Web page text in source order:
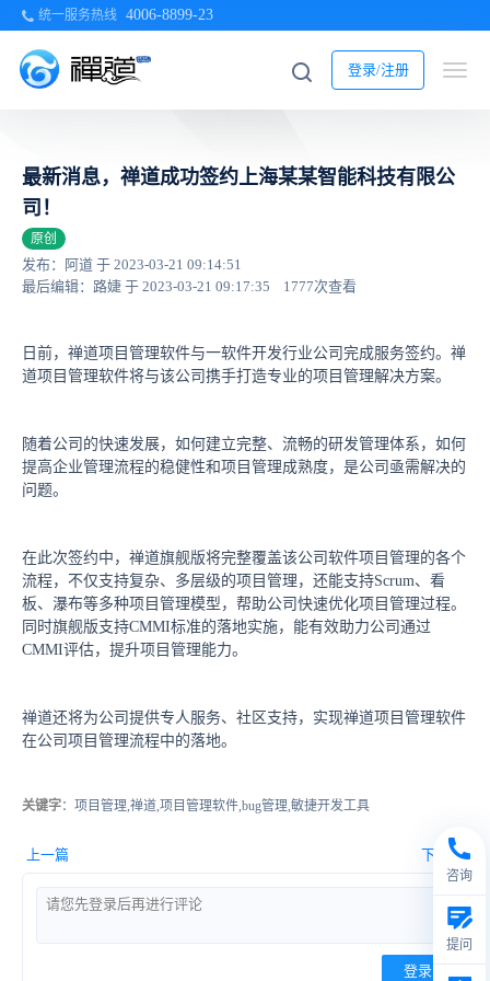
统一服务热线 4006-8899-23
登录/注册
最新消息，禅道成功签约上海某某智能科技有限公
司！
原创
发布：阿道 于 2023-03-21 09:14:51
最后编辑：路婕 于 2023-03-21 09:17:35
1777次查看
日前，禅道项目管理软件与一软件开发行业公司完成服务签约。禅
道项目管理软件将与该公司携手打造专业的项目管理解决方案。
随着公司的快速发展，如何建立完整、流畅的研发管理体系，如何
提高企业管理流程的稳健性和项目管理成熟度，是公司亟需解决的
问题。
在此次签约中，禅道旗舰版将完整覆盖该公司软件项目管理的各个
流程，不仅支持复杂、多层级的项目管理，还能支持Scrum、看
板、瀑布等多种项目管理模型，帮助公司快速优化项目管理过程。
同时旗舰版支持CMMI标准的落地实施，能有效助力公司通过
CMMI评估，提升项目管理能力。
禅道还将为公司提供专人服务、社区支持，实现禅道项目管理软件
在公司项目管理流程中的落地。
关键字：项目管理,禅道,项目管理软件,bug管理,敏捷开发工具
上一篇 下一篇
登录
咨询
提问